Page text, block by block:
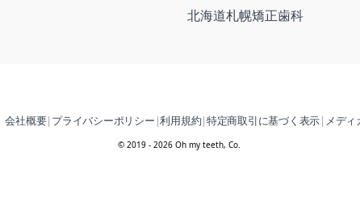
北海道札幌矯正歯科
会社概要| プライバシーポリシー |利用規約|特定商取引に基づく表示| メディ
© 2019 - 2026 Oh my teeth, Co.